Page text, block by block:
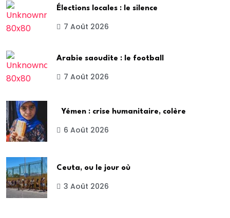
Élections locales : le silence
7 Août 2026
Arabie saoudite : le football
7 Août 2026
Yémen : crise humanitaire, colère
6 Août 2026
Ceuta, ou le jour où
3 Août 2026